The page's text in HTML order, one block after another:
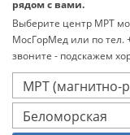
рядом с вами.
Выберите центр МРТ
МосГорМед или по тел.
звоните - подскажем
Беломорская